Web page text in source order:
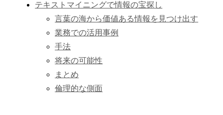
テキストマイニングで情報の宝探し
言葉の海から価値ある情報を見つけ出す
業務での活用事例
手法
将来の可能性
まとめ
倫理的な側面